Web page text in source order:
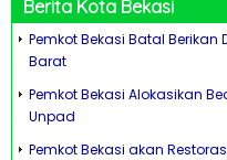
Berita Kota Bekasi
Pemkot Bekasi Batal
Barat
Pemkot Bekasi Alokasikan
Unpad
Pemkot Bekasi akan